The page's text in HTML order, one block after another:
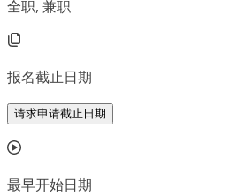
全职, 兼职
报名截止日期
请求申请截止日期
最早开始日期